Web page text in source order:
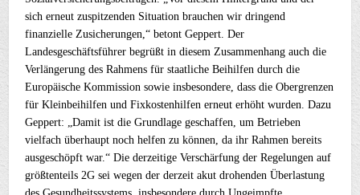
sich erneut zuspitzenden Situation brauchen wir dringend
finanzielle Zusicherungen,“ betont Geppert. Der
Landesgeschäftsführer begrüßt in diesem Zusammenhang auch die
Verlängerung des Rahmens für staatliche Beihilfen durch die
Europäische Kommission sowie insbesondere, dass die Obergrenzen
für Kleinbeihilfen und Fixkostenhilfen erneut erhöht wurden. Dazu
Geppert: „Damit ist die Grundlage geschaffen, um Betrieben
vielfach überhaupt noch helfen zu können, da ihr Rahmen bereits
ausgeschöpft war.“ Die derzeitige Verschärfung der Regelungen auf
größtenteils 2G sei wegen der derzeit akut drohenden Überlastung